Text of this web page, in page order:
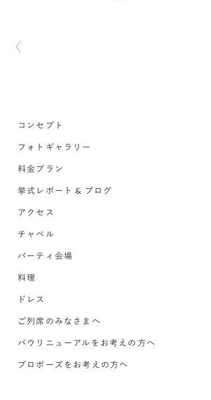
コンセプト
フォトギャラリー
料金プラン
挙式レポート & ブログ
アクセス
チャペル
パーティ会場
料理
ドレス
ご列席のみなさまへ
バウリニューアルをお考えの方へ
プロポーズをお考えの方へ